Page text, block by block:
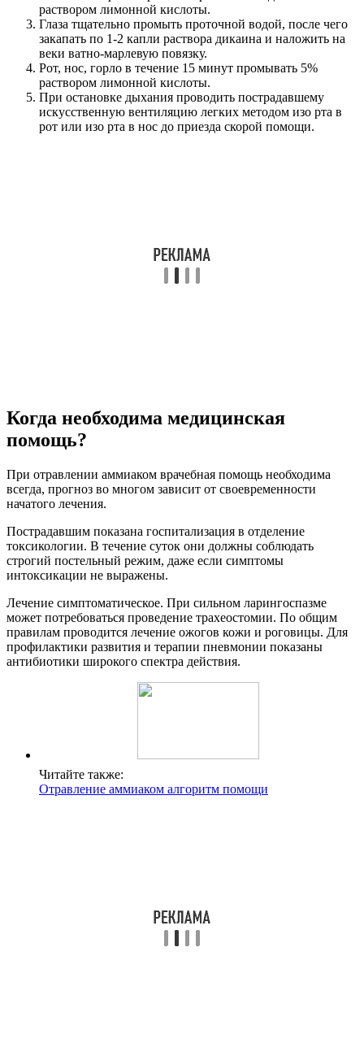
раствором лимонной кислоты.
Глаза тщательно промыть проточной водой, после чего
закапать по 1-2 капли раствора дикаина и наложить на
веки ватно-марлевую повязку.
Рот, нос, горло в течение 15 минут промывать 5%
раствором лимонной кислоты.
При остановке дыхания проводить пострадавшему
искусственную вентиляцию легких методом изо рта в
рот или изо рта в нос до приезда скорой помощи.
Когда необходима медицинская
помощь?
При отравлении аммиаком врачебная помощь необходима
всегда, прогноз во многом зависит от своевременности
начатого лечения.
Пострадавшим показана госпитализация в отделение
токсикологии. В течение суток они должны соблюдать
строгий постельный режим, даже если симптомы
интоксикации не выражены.
Лечение симптоматическое. При сильном ларингоспазме
может потребоваться проведение трахеостомии. По общим
правилам проводится лечение ожогов кожи и роговицы. Для
профилактики развития и терапии пневмонии показаны
антибиотики широкого спектра действия.
Читайте также:
Отравление аммиаком алгоритм помощи